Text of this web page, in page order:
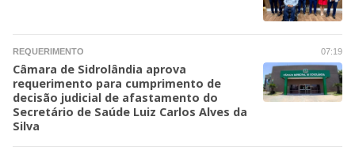
07:19
REQUERIMENTO
Câmara de Sidrolândia aprova
requerimento para cumprimento de
decisão judicial de afastamento do
Secretário de Saúde Luiz Carlos Alves da
Silva